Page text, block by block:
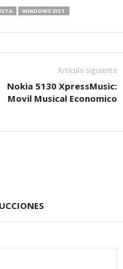
de alternativas para
WINDOWS VIST
Artículo siguiente
Nokia 5130 XpressMusic:
Movil Musical Economico